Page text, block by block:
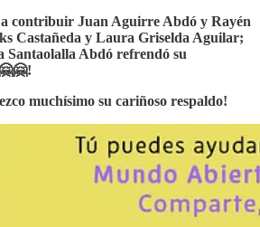
a contribuir Juan Aguirre Abdó y Rayén
Castañeda y Laura Griselda Aguilar;
Santaolalla Abdó refrendó su
muchísimo su cariñoso respaldo!